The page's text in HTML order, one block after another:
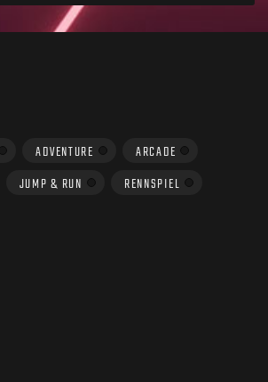
ADVENTURE
ARCADE
JUMP & RUN
RENNSPIEL